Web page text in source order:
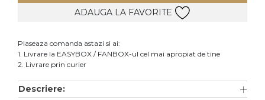
Accesorii
ADAUGA LA FAVORITE
Plaseaza comanda astazi si ai:
1. Livrare la EASYBOX / FANBOX-ul cel mai apropiat de tine
2. Livrare prin curier
Descriere: